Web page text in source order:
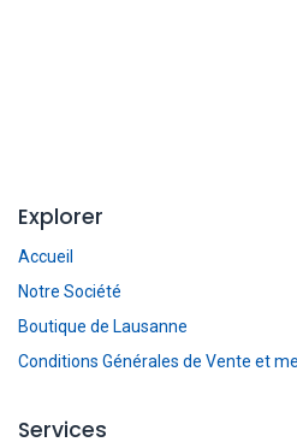
Explorer
Accueil
Notre Société
Boutique de Lausanne
Conditions Générales de Vente et
Services